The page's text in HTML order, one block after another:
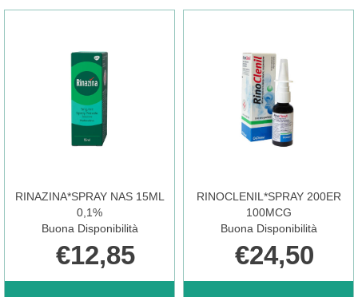
RINAZINA*SPRAY NAS 15ML
0,1%
Buona Disponibilità
€12,85
RINOCLENIL*SPRAY 200ER
100MCG
Buona Disponibilità
€24,50